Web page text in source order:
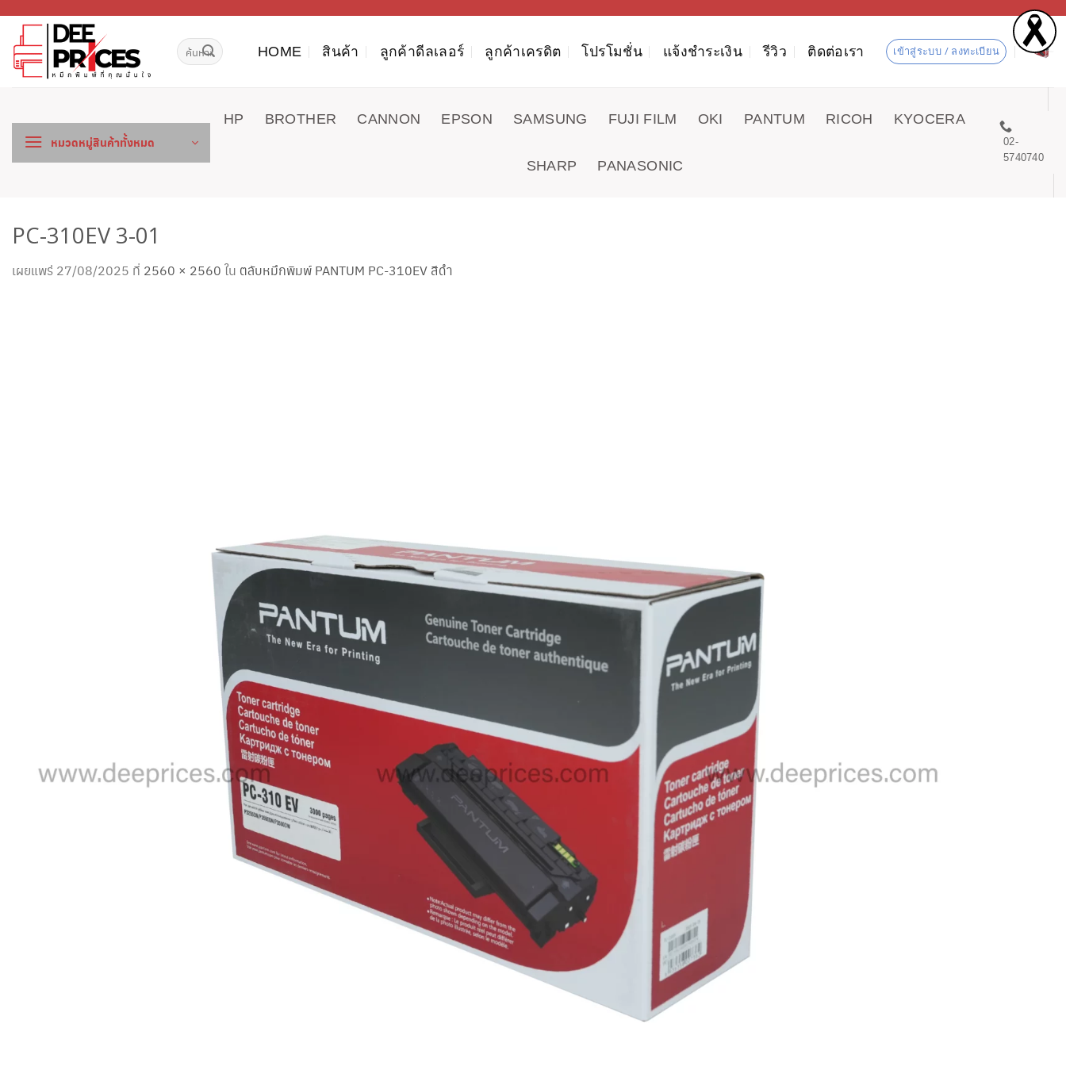
เนื้อหา
ค้นหา: HOME สินค้า ลูกค้าดีลเลอร์ ลูกค้าเครดิต โปรโมชั่น แจ้งชำระเงิน รีวิว ติดต่อเรา เข้าสู่ระบบ / ลงทะเบียน
หมวดหมู่สินค้าทั้งหมด
HP BROTHER CANNON EPSON SAMSUNG FUJI FILM OKI PANTUM RICOH KYOCERA
SHARP PANASONIC
02-
5740740
PC-310EV 3-01
เผยแพร่ 27/08/2025 ที่ 2560 × 2560 ใน ตลับหมึกพิมพ์ PANTUM PC-310EV สีดำ